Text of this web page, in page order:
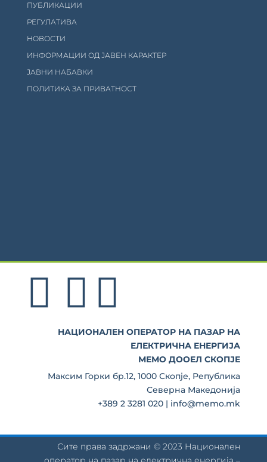
ПУБЛИКАЦИИ
РЕГУЛАТИВА
НОВОСТИ
ИНФОРМАЦИИ ОД ЈАВЕН КАРАКТЕР
ЈАВНИ НАБАВКИ
ПОЛИТИКА ЗА ПРИВАТНОСТ
НАЦИОНАЛЕН ОПЕРАТОР НА ПАЗАР НА
ЕЛЕКТРИЧНА ЕНЕРГИЈА
МЕМО ДООЕЛ СКОПЈЕ
Максим Горки бр.12, 1000 Скопје, Република
Северна Македонија
+389 2 3281 020 | info@memo.mk
Сите права задржани © 2023 Национален